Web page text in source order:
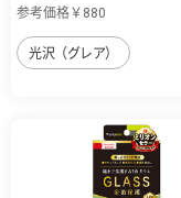
参考価格￥880
光沢（グレア）